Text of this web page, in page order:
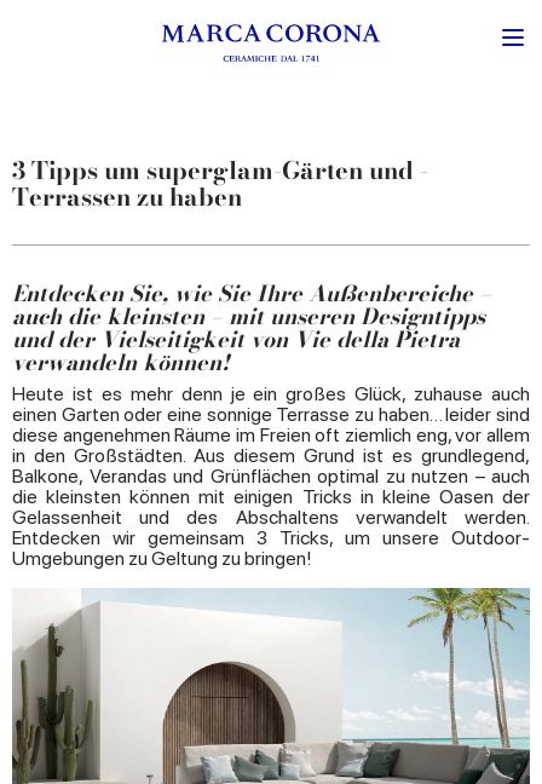
3 Tipps um superglam-Gärten und -
Terrassen zu haben
Entdecken Sie, wie Sie Ihre Außenbereiche –
auch die kleinsten – mit unseren Designtipps
und der Vielseitigkeit von Vie della Pietra
verwandeln können!
Heute ist es mehr denn je ein großes Glück, zuhause auch
einen Garten oder eine sonnige Terrasse zu haben… leider sind
diese angenehmen Räume im Freien oft ziemlich eng, vor allem
in den Großstädten. Aus diesem Grund ist es grundlegend,
Balkone, Verandas und Grünflächen optimal zu nutzen – auch
die kleinsten können mit einigen Tricks in kleine Oasen der
Gelassenheit und des Abschaltens verwandelt werden.
Entdecken wir gemeinsam 3 Tricks, um unsere Outdoor-
Umgebungen zu Geltung zu bringen!